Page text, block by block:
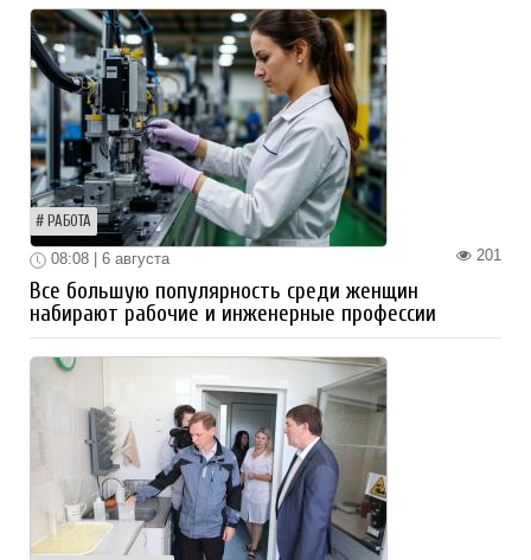
РАБОТА
201
08:08 | 6 августа
Все большую популярность среди женщин
набирают рабочие и инженерные профессии